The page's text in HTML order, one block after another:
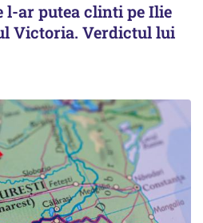
l-ar putea clinti pe Ilie
Victoria. Verdictul lui